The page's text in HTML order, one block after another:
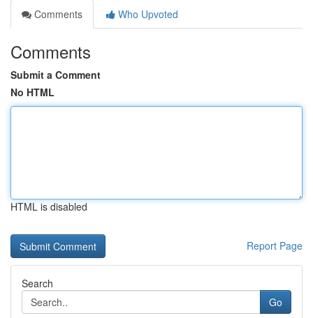
Comments
Who Upvoted
Comments
Submit a Comment
No HTML
HTML is disabled
Report Page
Search
Go